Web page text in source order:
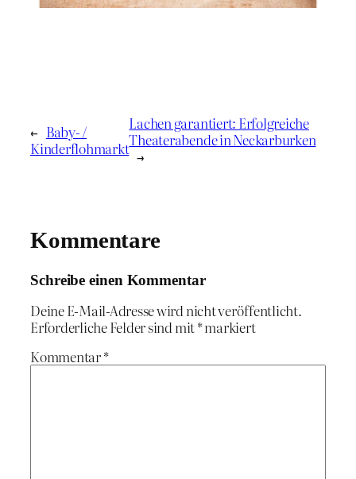
← Baby- /
Kinderflohmarkt
Lachen garantiert: Erfolgreiche
Theaterabende in Neckarburken
→
Kommentare
Schreibe einen Kommentar
Deine E-Mail-Adresse wird nicht veröffentlicht.
Erforderliche Felder sind mit*markiert
Kommentar*